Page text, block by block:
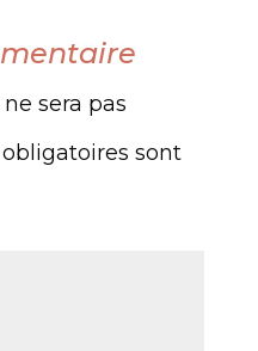
sera pas
sont